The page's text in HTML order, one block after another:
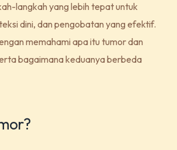
langkah yang lebih tepat untuk
dini, dan pengobatan yang efektif.
memahami apa itu tumor dan
bagaimana keduanya berbeda